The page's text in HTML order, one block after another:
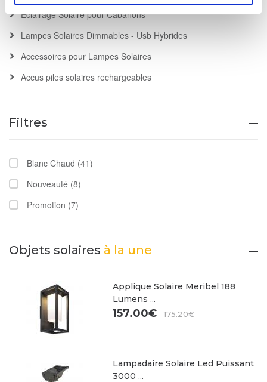
Eclairage Solaire pour Cabanons
Lampes Solaires Dimmables - Usb Hybrides
Accessoires pour Lampes Solaires
Accus piles solaires rechargeables
Filtres
Blanc Chaud (41)
Nouveauté (8)
Promotion (7)
Objets solaires à la une
Applique Solaire Meribel 188
Lumens ...
157.00€ 175.20€
Lampadaire Solaire Led Puissant
3000 ...